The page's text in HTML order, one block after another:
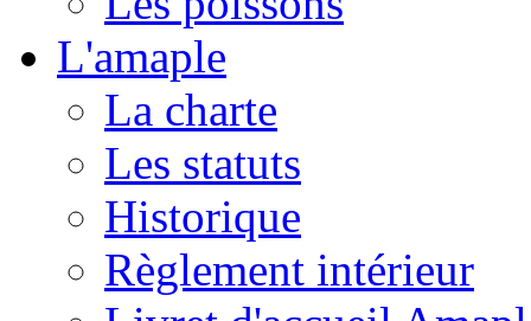
L'amaple
La charte
Les statuts
Historique
Règlement intérieur